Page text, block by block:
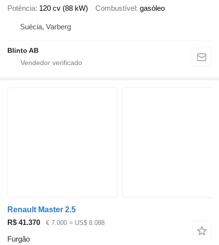
Potência 120 cv (88 kW) Combustível gasóleo
Suécia, Varberg
Blinto AB
Renault Master 2.5
R$ 41.370
€ 7.000 ≈ US$ 8.088
Furgão